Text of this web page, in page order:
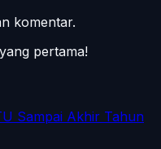
komentar.
pertama!
Sampai Akhir Tahun